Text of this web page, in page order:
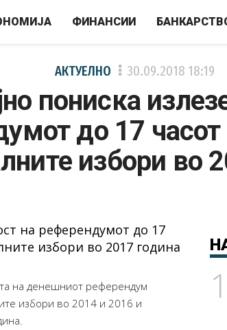
ФИНАНСИИ
АКТУЕЛНО 30.09.2018 18:19
пониска
до 17
избори во
на денешниот референдум
избори во 2014 и 2016 и
1